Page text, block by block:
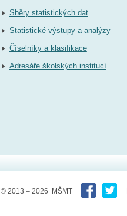
Sběry statistických dat
Statistické výstupy a analýzy
Číselníky a klasifikace
Adresáře školských institucí
© 2013 – 2026 MŠMT